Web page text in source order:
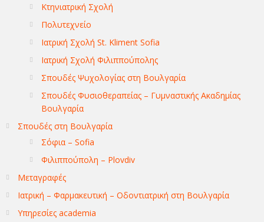
Κτηνιατρική Σχολή
Πολυτεχνείο
Ιατρική Σχολή St. Kliment Sofia
Ιατρική Σχολή Φιλιππούπολης
Σπουδές Ψυχολογίας στη Βουλγαρία
Σπουδές Φυσιοθεραπείας – Γυμναστικής Ακαδημίας
Βουλγαρία
Σπουδές στη Βουλγαρία
Σόφια – Sofia
Φιλιππούπολη – Plovdiv
Μεταγραφές
Ιατρική – Φαρμακευτική – Οδοντιατρική στη Βουλγαρία
Υπηρεσίες academia